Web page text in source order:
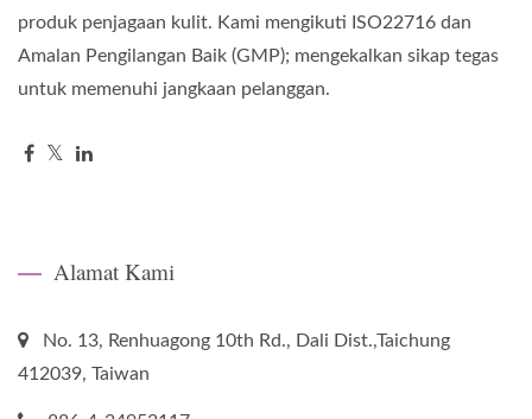
produk penjagaan kulit. Kami mengikuti ISO22716 dan
Amalan Pengilangan Baik (GMP); mengekalkan sikap tegas
untuk memenuhi jangkaan pelanggan.
Alamat Kami
No. 13, Renhuagong 10th Rd., Dali Dist.,Taichung
412039, Taiwan